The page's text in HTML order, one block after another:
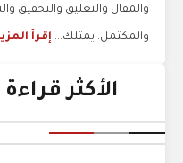
والمقال والتعليق والتحقيق
والمكتمل. يمتلك... إقرأ
الأكثر قراءة